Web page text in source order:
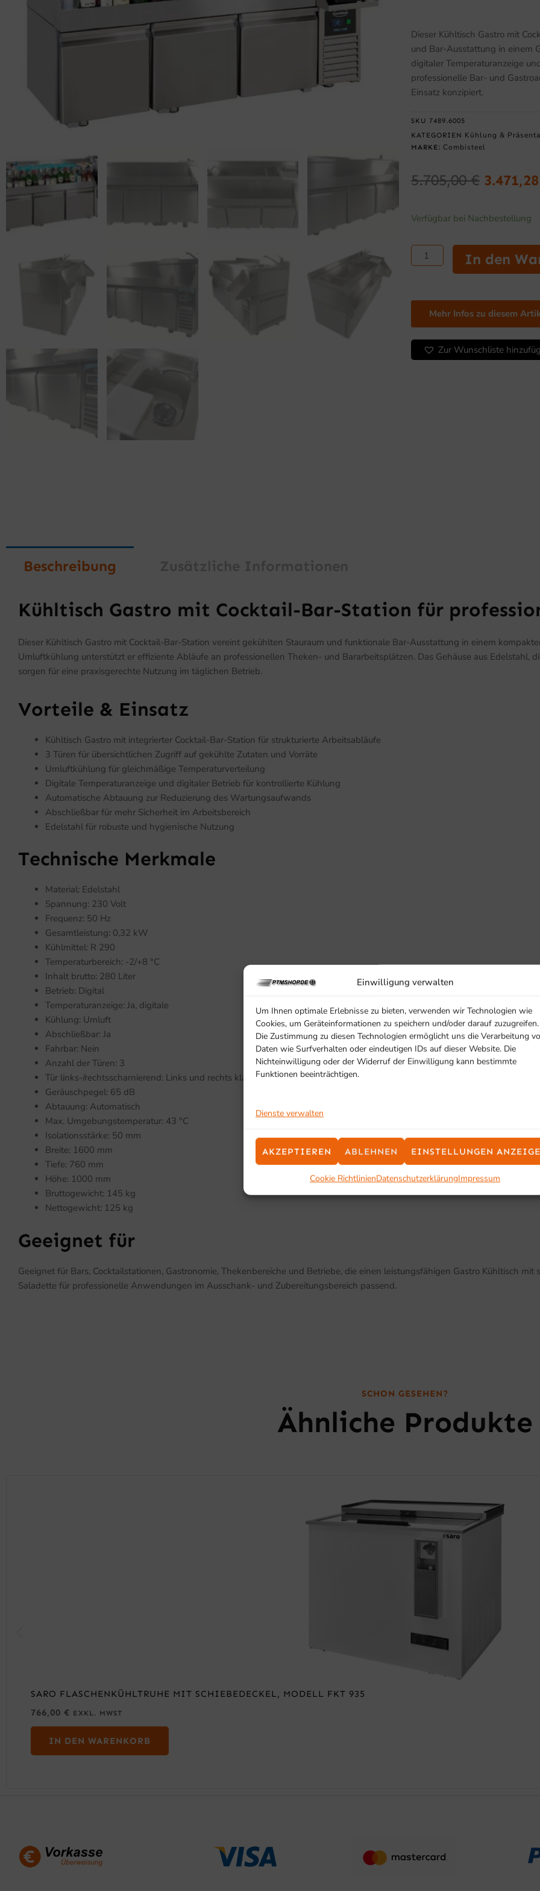
Einwilligung verwalten
Um Ihnen optimale Erlebnisse zu bieten, verwenden wir Technologien wie
Cookies, um Geräteinformationen zu speichern und/oder darauf zuzugreifen.
Die Zustimmung zu diesen Technologien ermöglicht uns die Verarbeitung
Daten wie Surfverhalten oder eindeutigen IDs auf dieser Website. Die
Nichteinwilligung oder der Widerruf der Einwilligung kann bestimmte
Funktionen beeinträchtigen.
Dienste verwalten
AKZEPTIEREN ABLEHNEN EINSTELLUNGEN
Cookie RichtlinienDatenschutzerklärungImpressum
Dieser Kühltisch Gastro mit
und Bar-Ausstattung in einem
digitaler Temperaturanzeige
professionelle Bar- und
Einsatz konzipiert.
SKU 7489.6005
KATEGORIEN Kühlung &
MARKE: Combisteel
5.705,00€
war:
Verfügbar bei Nachbestellung
Kühltisch
Gastro
Cocktail-
Bar-
3
Türen
Menge
In den
Mehr Infos zu diesem
Zur Wunschliste
Beschreibung
Kühltisch Gastro mit Cocktail-Bar-Station für
Dieser Kühltisch Gastro mit Cocktail-Bar-Station vereint gekühlten Stauraum und funktionale Bar-Ausstattung in einem
Umluftkühlung unterstützt er effiziente Abläufe an professionellen Theken- und Bararbeitsplätzen. Das Gehäuse aus Edelstahl,
sorgen für eine praxisgerechte Nutzung im täglichen Betrieb.
Vorteile & Einsatz
Kühltisch Gastro mit integrierter Cocktail-Bar-Station für strukturierte Arbeitsabläufe
3 Türen für übersichtlichen Zugriff auf gekühlte Zutaten und Vorräte
Umluftkühlung für gleichmäßige Temperaturverteilung
Digitale Temperaturanzeige und digitaler Betrieb für kontrollierte Kühlung
Automatische Abtauung zur Reduzierung des Wartungsaufwands
Abschließbar für mehr Sicherheit im Arbeitsbereich
Edelstahl für robuste und hygienische Nutzung
Technische Merkmale
Material: Edelstahl
Spannung: 230 Volt
Frequenz: 50 Hz
Gesamtleistung: 0,32 kW
Kühlmittel: R 290
Temperaturbereich: -2/+8 °C
Inhalt brutto: 280 Liter
Betrieb: Digital
Temperaturanzeige: Ja, digitale
Kühlung: Umluft
Abschließbar: Ja
Fahrbar: Nein
Anzahl der Türen: 3
Tür links-/rechtsscharnierend: Links und rechts klappbar
Geräuschpegel: 65 dB
Abtauung: Automatisch
Max. Umgebungstemperatur: 43 °C
Isolationsstärke: 50 mm
Breite: 1600 mm
Tiefe: 760 mm
Höhe: 1000 mm
Bruttogewicht: 145 kg
Nettogewicht: 125 kg
Geeignet für
Geeignet für Bars, Cocktailstationen, Gastronomie, Thekenbereiche und Betriebe, die einen leistungsfähigen Gastro Kühltisch
Saladette für professionelle Anwendungen im Ausschank- und Zubereitungsbereich passend.
SCHON GESEHEN?
Ähnliche Produkte
SARO FLASCHENKÜHLTRUHE MIT SCHIEBEDECKEL, MODELL FKT 935
766,00 € EXKL. MWST
IN DEN WARENKORB